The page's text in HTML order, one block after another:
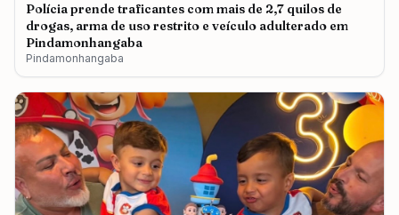
Polícia prende traficantes com mais de 2,7 quilos de
drogas, arma de uso restrito e veículo adulterado em
Pindamonhangaba
Pindamonhangaba